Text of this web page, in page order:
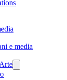
e media